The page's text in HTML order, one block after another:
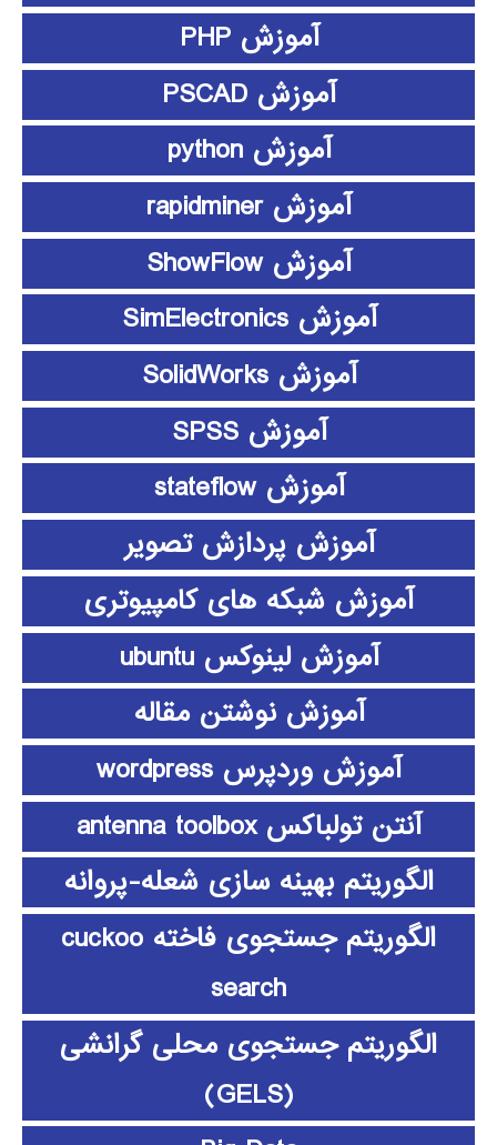
آموزش PHP
آموزش PSCAD
آموزش python
آموزش rapidminer
آموزش ShowFlow
آموزش SimElectronics
آموزش SolidWorks
آموزش SPSS
آموزش stateflow
آموزش پردازش تصویر
آموزش شبکه های کامپیوتری
آموزش لینوکس ubuntu
آموزش نوشتن مقاله
آموزش وردپرس wordpress
آنتن تولباکس antenna toolbox
الگوریتم بهینه سازی شعله-پروانه
الگوریتم جستجوی فاخته cuckoo
search
الگوریتم جستجوی محلی گرانشی
(GELS)